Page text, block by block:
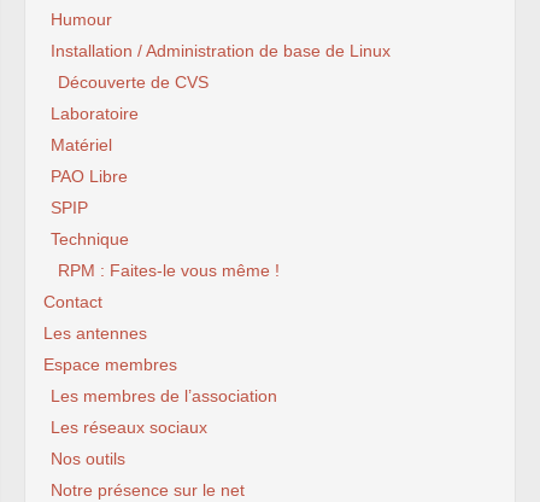
Humour
Installation / Administration de base de Linux
Découverte de CVS
Laboratoire
Matériel
PAO Libre
SPIP
Technique
RPM : Faites-le vous même !
Contact
Les antennes
Espace membres
Les membres de l’association
Les réseaux sociaux
Nos outils
Notre présence sur le net